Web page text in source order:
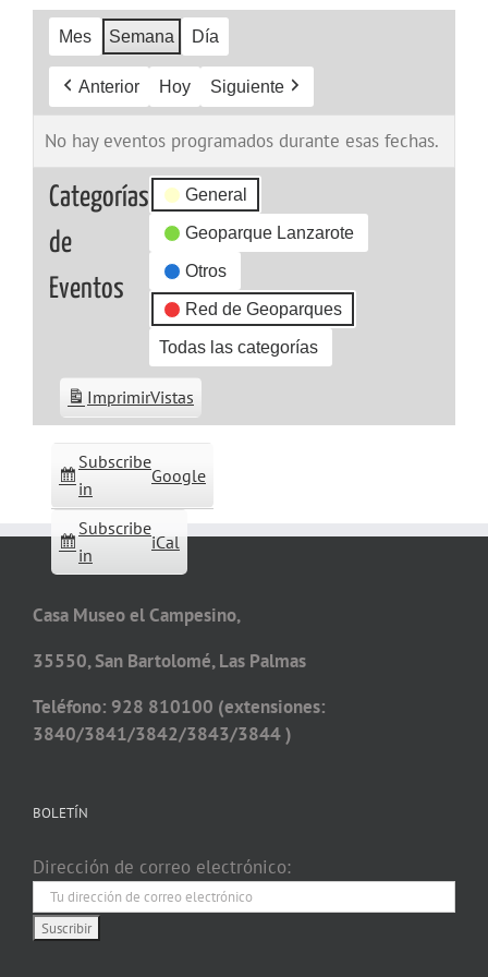
Mes Semana Día
Anterior Hoy Siguiente
No hay eventos programados durante esas fechas.
Categorías
de
Eventos
General
Geoparque Lanzarote
Otros
Red de Geoparques
Todas las categorías
Subscribe
in
Google
Subscribe
in
iCal
ImprimirVistas
Casa Museo el Campesino,
35550, San Bartolomé, Las Palmas
Teléfono: 928 810100 (extensiones:
3840/3841/3842/3843/3844 )
BOLETÍN
Dirección de correo electrónico: